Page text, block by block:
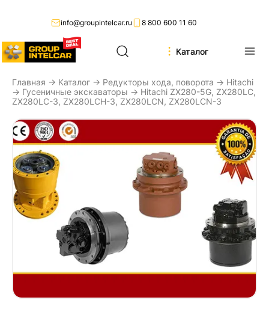
8 800 600 11 60
info@groupintelcar.ru
Каталог
Главная → Каталог → Редукторы хода, поворота → Hitachi
→ Гусеничные экскаваторы → Hitachi ZX280-5G, ZX280LC,
ZX280LC-3, ZX280LCH-3, ZX280LCN, ZX280LCN-3